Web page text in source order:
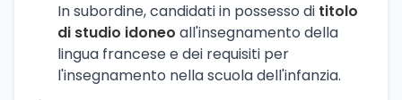
In subordine, candidati in possesso di titolo
di studio idoneo all'insegnamento della
lingua francese e dei requisiti per
l'insegnamento nella scuola dell'infanzia.